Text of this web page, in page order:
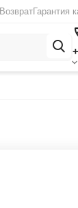
ВозвратГарантия